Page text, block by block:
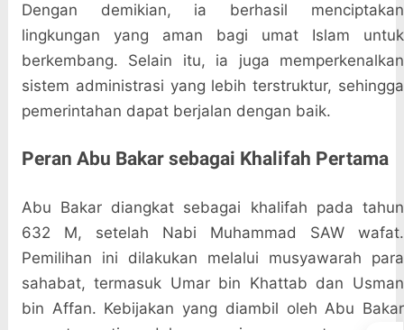
Dengan demikian, ia berhasil menciptakan
lingkungan yang aman bagi umat Islam untuk
berkembang. Selain itu, ia juga memperkenalkan
sistem administrasi yang lebih terstruktur, sehingga
pemerintahan dapat berjalan dengan baik.
Peran Abu Bakar sebagai Khalifah Pertama
Abu Bakar diangkat sebagai khalifah pada tahun
632 M, setelah Nabi Muhammad SAW wafat.
Pemilihan ini dilakukan melalui musyawarah para
sahabat, termasuk Umar bin Khattab dan Usman
bin Affan. Kebijakan yang diambil oleh Abu Bakar